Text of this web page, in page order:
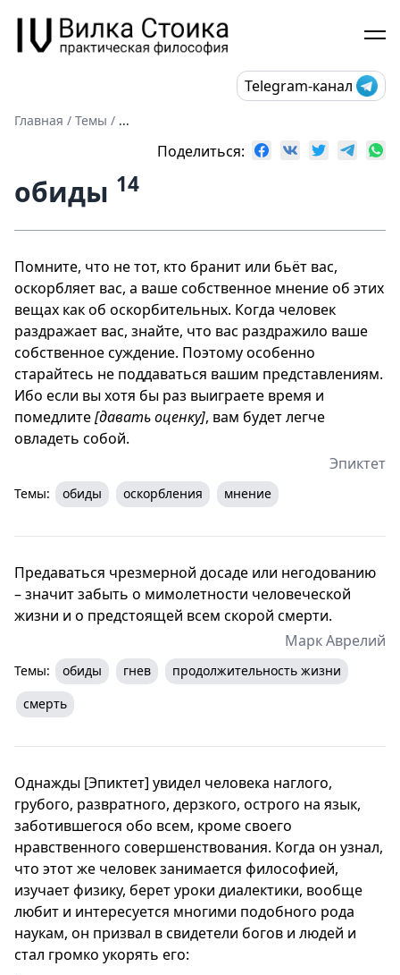
Telegram-канал
Главная / Темы / ...
Поделиться:
обиды 14
Помните, что не тот, кто бранит или бьёт вас,
оскорбляет вас, а ваше собственное мнение об этих
вещах как об оскорбительных. Когда человек
раздражает вас, знайте, что вас раздражило ваше
собственное суждение. Поэтому особенно
старайтесь не поддаваться вашим представлениям.
Ибо если вы хотя бы раз выиграете время и
помедлите[давать оценку], вам будет легче
овладеть собой.
Эпиктет
Темы: обиды оскорбления мнение
Предаваться чрезмерной досаде или негодованию
– значит забыть о мимолетности человеческой
жизни и о предстоящей всем скорой смерти.
Марк Аврелий
Темы: обиды гнев
продолжительность жизни
смерть
Однажды [Эпиктет] увидел человека наглого,
грубого, развратного, дерзкого, острого на язык,
заботившегося обо всем, кроме своего
нравственного совершенствования. Когда он узнал,
что этот же человек занимается философией,
изучает физику, берет уроки диалектики, вообще
любит и интересуется многими подобного рода
наукам, он призвал в свидетели богов и людей и
стал громко укорять его: